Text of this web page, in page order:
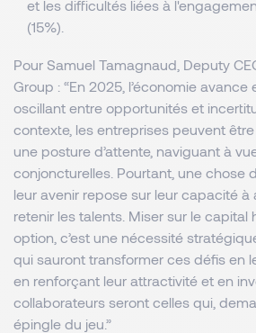
et les difficultés liées à
(15%).
Pour Samuel Tamagnaud, Deputy
Group : “En 2025, l’économie avance
oscillant entre opportunités et
contexte, les entreprises peuvent
une posture d’attente, naviguant à
conjoncturelles. Pourtant, une chose
leur avenir repose sur leur capacité à
retenir les talents. Miser sur le capital
option, c’est une nécessité
qui sauront transformer ces défis en
en renforçant leur attractivité et en
collaborateurs seront celles qui,
épingle du jeu.”